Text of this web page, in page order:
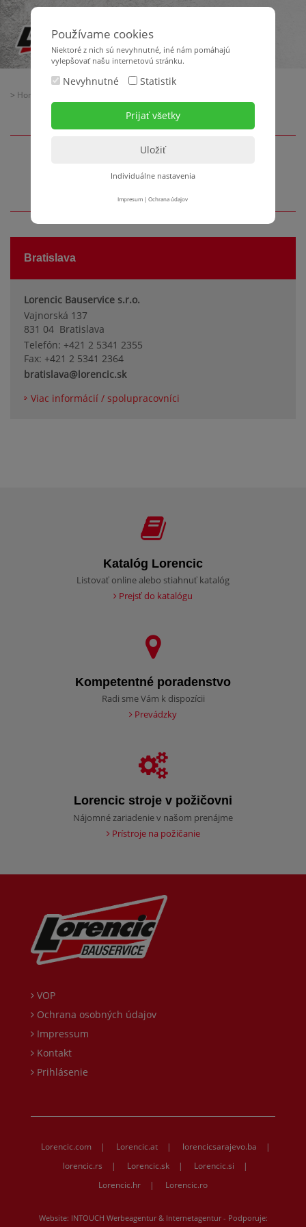
> Home
Pobočky - SR
Bratislava
Lorencic Bauservice s.r.o.
Vajnorská 137
831 04 Bratislava
Telefón: +421 2 5341 2355
Fax: +421 2 5341 2364
bratislava@lorencic.sk
Viac informácií / spolupracovníci
Katalóg Lorencic
Listovať online alebo stiahnuť katalóg
Prejsť do katalógu
Kompetentné poradenstvo
Radi sme Vám k dispozícii
Prevádzky
Lorencic stroje v požičovni
Nájomné zariadenie v našom prenájme
Prístroje na požičanie
VOP
Ochrana osobných údajov
Impressum
Kontakt
Prihlásenie
Lorencic.com | Lorencic.at | lorencicsarajevo.ba
|
lorencic.rs
| Lorencic.sk | Lorencic.si
|
Lorencic.hr
| Lorencic.ro
Website: INTOUCH Werbeagentur & Internetagentur- Podporuje:
Používame cookies
Niektoré z nich sú nevyhnutné, iné nám pomáhajú
vylepšovať našu internetovú stránku.
Nevyhnutné Statistik
Individuálne nastavenia
Impresum |Ochrana údajov